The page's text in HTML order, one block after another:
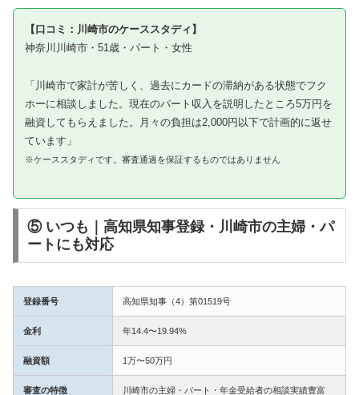
【口コミ：川崎市のケーススタディ】
神奈川川崎市・51歳・パート・女性
「川崎市で家計が苦しく、過去にカードの滞納がある状態でフク
ホーに相談しました。現在のパート収入を説明したところ5万円を
融資してもらえました。月々の負担は2,000円以下で計画的に返せ
ています」
※ケーススタディです。審査通過を保証するものではありません
⑤ いつも｜高知県知事登録・川崎市の主婦・パ
ートにも対応
登録番号 高知県知事（4）第01519号
金利 年14.4〜19.94%
融資額 1万〜50万円
審査の特徴 川崎市の主婦・パート・年金受給者の相談実績豊富